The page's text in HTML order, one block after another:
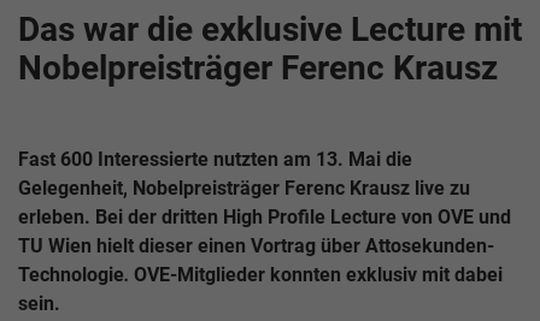
Das war die exklusive Lecture mit
Nobelpreisträger Ferenc Krausz
Fast 600 Interessierte nutzten am 13. Mai die
Gelegenheit, Nobelpreisträger Ferenc Krausz live zu
erleben. Bei der dritten High Profile Lecture von OVE und
TU Wien hielt dieser einen Vortrag über Attosekunden-
Technologie. OVE-Mitglieder konnten exklusiv mit dabei
sein.